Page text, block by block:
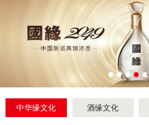
中华缘文化 酒缘文化